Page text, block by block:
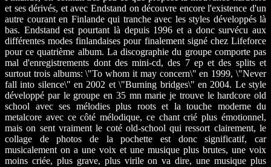
et ses dérivés, et avec Endstand on découvre encore l'existence d'un
autre courant en Finlande qui tranche avec les styles développés là
bas. Endstand est pourtant là depuis 1996 et a donc survécu aux
différentes modes finlandaises pour finalement signé chez Lifeforce
pour ce quatrième album. La discographie du groupe comporte pas
mal d'enregistrements dont des mini-cd, des 7 ep et des splits et
surtout trois albums: \"To whom it may concern\" en 1999, \"Never
fall into silence\" en 2002 et \"Burning bridges\" en 2004. Le style
développé par le groupe en 35 mn marie je trouve le hardcore old
school avec ses mélodies plus roots et la touche moderne du
metalcore avec ce côté mélodique, ce chant crié plus émotionnel,
mais on sent vraiment le coté old-school qui ressort clairement, le
collage de photos de la pochette est donc significatif, car
musicalement on a une voix et une musique plus brutes, une voix
moins criée, plus grave, plus virile on va dire, une musique plus